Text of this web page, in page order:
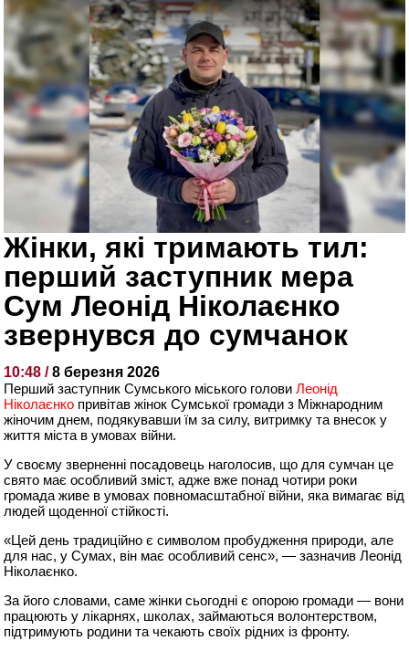
Жінки, які тримають тил:
перший заступник мера
Сум Леонід Ніколаєнко
звернувся до сумчанок
10:48 /8 березня 2026
Перший заступник Сумського міського головиЛеонід
Ніколаєнко привітав жінок Сумської громади з Міжнародним
жіночим днем, подякувавши їм за силу, витримку та внесок у
життя міста в умовах війни.
У своєму зверненні посадовець наголосив, що для сумчан це
свято має особливий зміст, адже вже понад чотири роки
громада живе в умовах повномасштабної війни, яка вимагає від
людей щоденної стійкості.
«Цей день традиційно є символом пробудження природи, але
для нас, у Сумах, він має особливий сенс», — зазначив Леонід
Ніколаєнко.
За його словами, саме жінки сьогодні є опорою громади — вони
працюють у лікарнях, школах, займаються волонтерством,
підтримують родини та чекають своїх рідних із фронту.